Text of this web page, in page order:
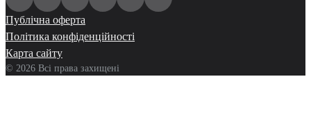
Публічна оферта
Політика конфіденційності
Карта сайту
© 2026 Всі права захищені